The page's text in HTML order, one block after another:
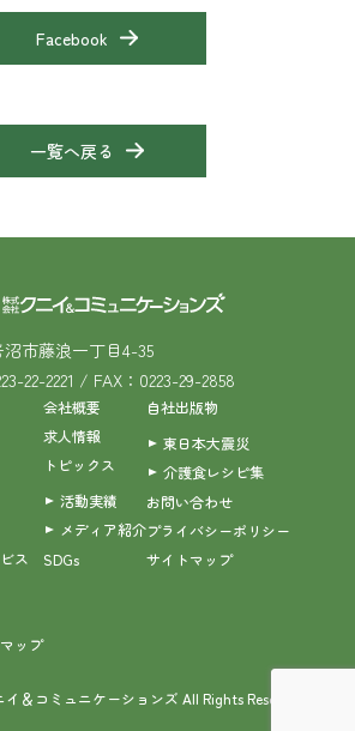
Facebook
一覧へ戻る
市藤浪一丁目4-35
22-2221 / FAX：0223-29-2858
ス
ップ
会社概要
求人情報
トピックス
活動実績
メディア紹介
SDGs
自社出版物
東日本大震災
介護食レシピ集
お問い合わせ
プライバシーポリシー
サイトマップ
＆コミュニケーションズ All Rights Reserved.